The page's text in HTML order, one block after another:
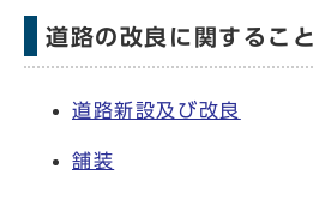
道路の改良に関すること
道路新設及び改良
舗装